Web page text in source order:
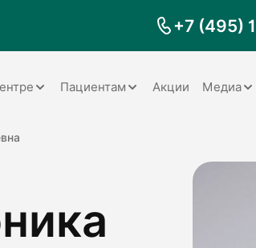
+7 (495)
Пациентам
Запрос справки на налоговый
Правила для пациентов
Акции Медиа